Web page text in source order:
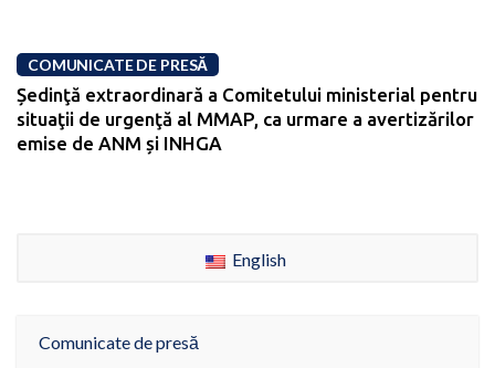
COMUNICATE DE PRESĂ
Ședinţă extraordinară a Comitetului ministerial pentru
situaţii de urgenţă al MMAP, ca urmare a avertizărilor
emise de ANM și INHGA
English
Comunicate de presă